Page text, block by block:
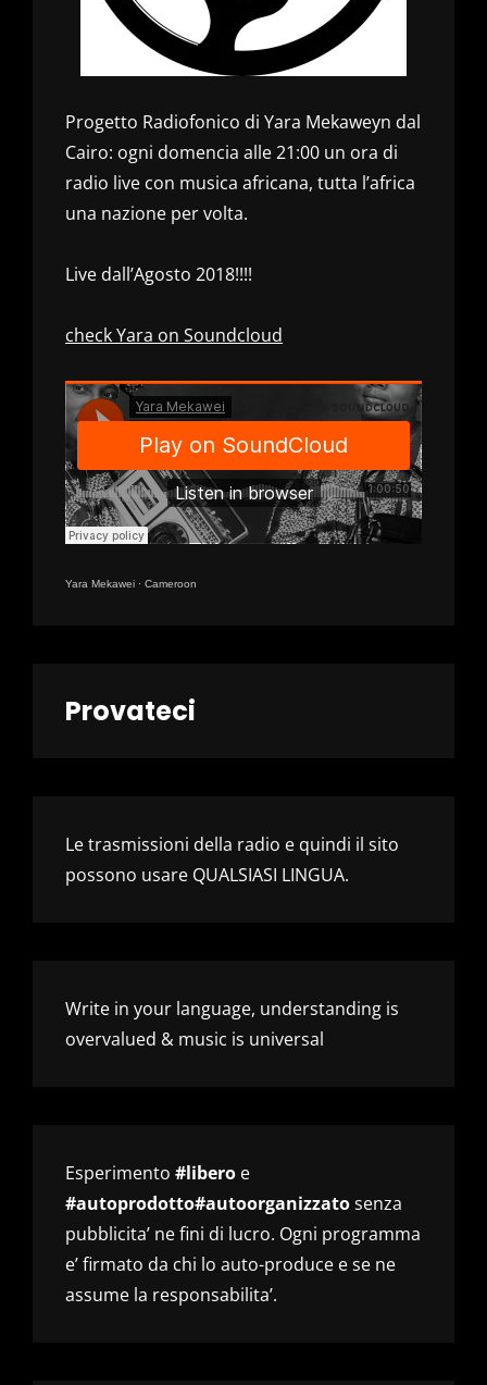
Progetto Radiofonico di Yara Mekaweyn dal
Cairo: ogni domencia alle 21:00 un ora di
radio live con musica africana, tutta l’africa
una nazione per volta.
Live dall’Agosto 2018!!!!
check Yara on Soundcloud
Yara Mekawei · Cameroon
Provateci
Le trasmissioni della radio e quindi il sito
possono usare QUALSIASI LINGUA.
Write in your language, understanding is
overvalued & music is universal
Esperimento #libero e
#autoprodotto#autoorganizzatosenza
pubblicita’ ne fini di lucro. Ogni programma
e’ firmato da chi lo auto-produce e se ne
assume la responsabilita’.